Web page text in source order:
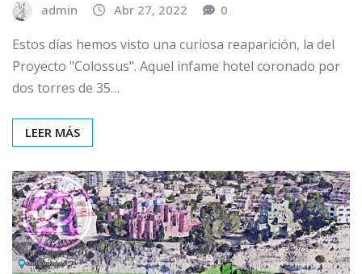
admin Abr 27, 2022 0
Estos días hemos visto una curiosa reaparición, la del
Proyecto "Colossus". Aquel infame hotel coronado por
dos torres de 35…
LEER MÁS